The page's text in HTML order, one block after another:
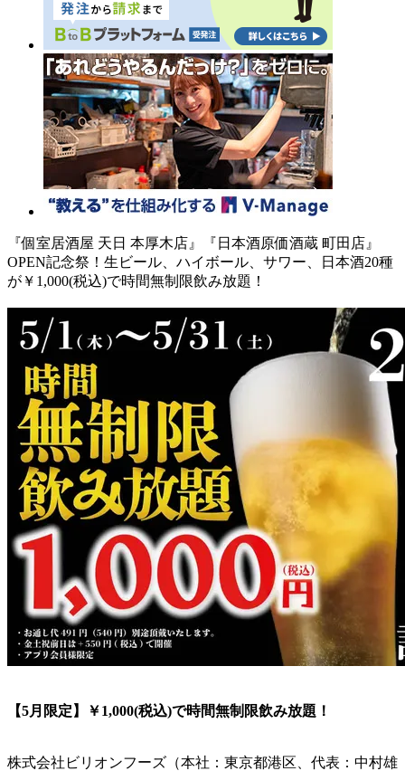
『個室居酒屋 天日 本厚木店』『日本酒原価酒蔵 町田店』
OPEN記念祭！生ビール、ハイボール、サワー、日本酒20種
が￥1,000(税込)で時間無制限飲み放題！
【5月限定】￥1,000(税込)で時間無制限飲み放題！
株式会社ビリオンフーズ（本社：東京都港区、代表：中村雄